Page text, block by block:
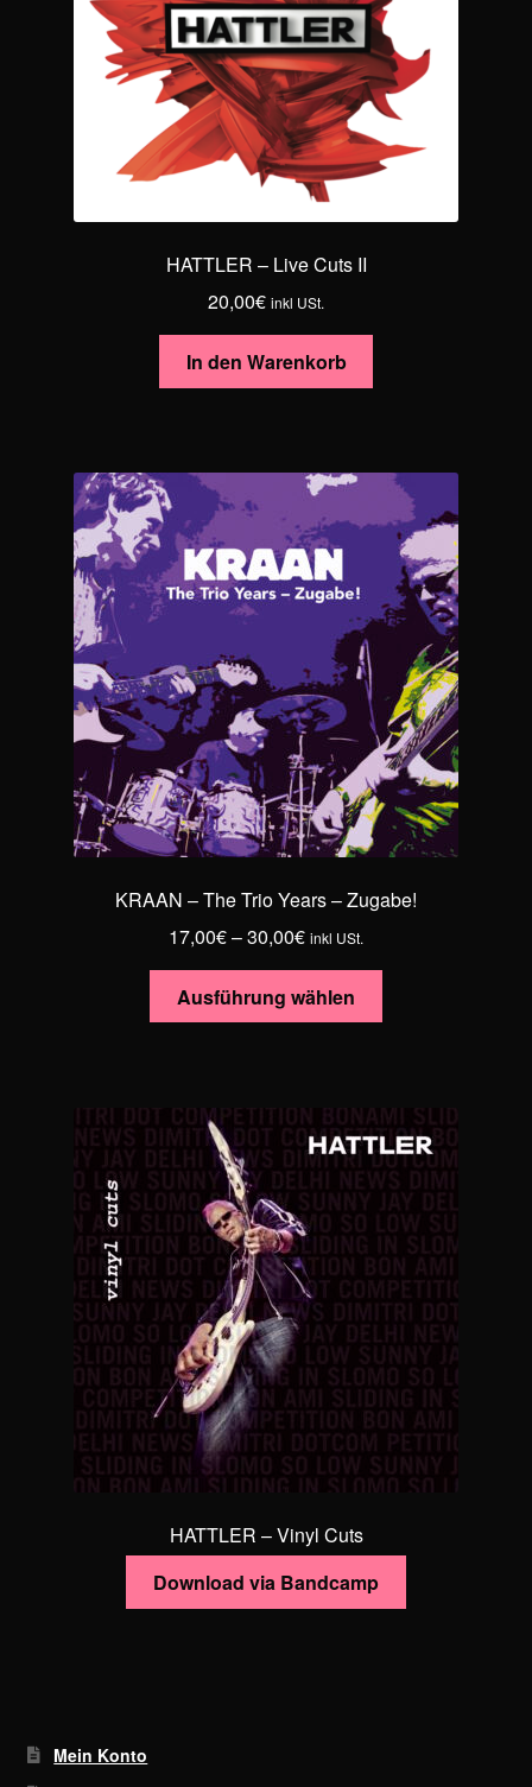
HATTLER – Live Cuts II
20,00€ inkl USt.
In den Warenkorb
KRAAN – The Trio Years – Zugabe!
17,00€–30,00€Preisspanne:
17,00€
bis
30,00€
inkl USt.
Ausführung wählen
auf.
Die
Optionen
können
auf
der
Produktseite
gewählt
werden
HATTLER – Vinyl Cuts
Download via Bandcamp
Mein Konto